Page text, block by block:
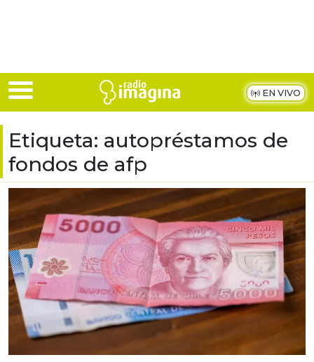
EN VIVO
Etiqueta: autopréstamos de
fondos de afp